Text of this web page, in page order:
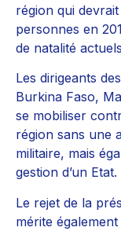
région qui
personnes en
de natalité
Les dirigeants
Burkina Faso,
se mobiliser
région sans une
militaire, mais
gestion d’un Etat.
Le rejet de la
mérite